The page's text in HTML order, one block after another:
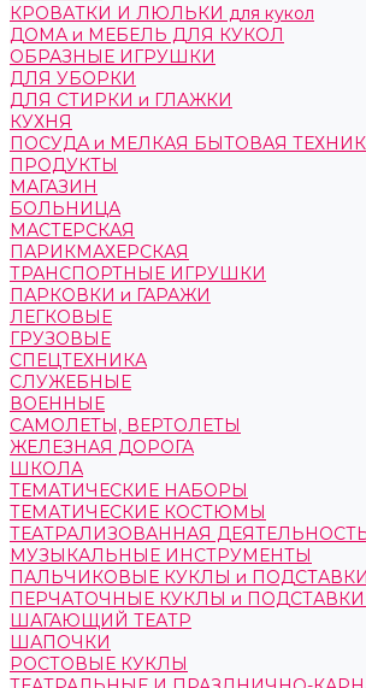
КРОВАТКИ И ЛЮЛЬКИ для кукол
ДОМА и МЕБЕЛЬ ДЛЯ КУКОЛ
ОБРАЗНЫЕ ИГРУШКИ
ДЛЯ УБОРКИ
ДЛЯ СТИРКИ и ГЛАЖКИ
КУХНЯ
ПОСУДА и МЕЛКАЯ БЫТОВАЯ
ПРОДУКТЫ
МАГАЗИН
БОЛЬНИЦА
МАСТЕРСКАЯ
ПАРИКМАХЕРСКАЯ
ТРАНСПОРТНЫЕ ИГРУШКИ
ПАРКОВКИ и ГАРАЖИ
ЛЕГКОВЫЕ
ГРУЗОВЫЕ
СПЕЦТЕХНИКА
СЛУЖЕБНЫЕ
ВОЕННЫЕ
САМОЛЕТЫ, ВЕРТОЛЕТЫ
ЖЕЛЕЗНАЯ ДОРОГА
ШКОЛА
ТЕМАТИЧЕСКИЕ НАБОРЫ
ТЕМАТИЧЕСКИЕ КОСТЮМЫ
ТЕАТРАЛИЗОВАННАЯ
МУЗЫКАЛЬНЫЕ ИНСТРУМЕНТЫ
ПАЛЬЧИКОВЫЕ КУКЛЫ и
ПЕРЧАТОЧНЫЕ КУКЛЫ и
ШАГАЮЩИЙ ТЕАТР
ШАПОЧКИ
РОСТОВЫЕ КУКЛЫ